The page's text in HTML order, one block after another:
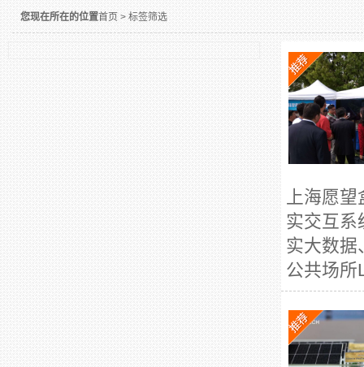
您现在所在的位置首页 > 标签筛选
上海愿
实交互系
实大数据
公共场所